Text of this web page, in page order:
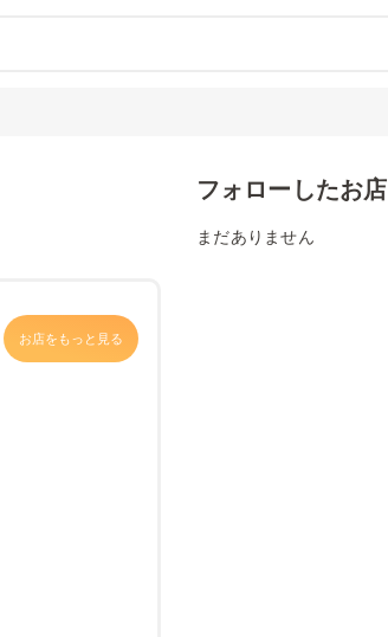
お店をもっと見る
フォローしたお店
まだありません